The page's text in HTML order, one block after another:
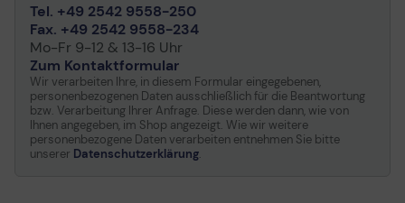
Tel. +49 2542 9558-250
Fax. +49 2542 9558-234
Mo-Fr 9-12 & 13-16 Uhr
Zum Kontaktformular
Wir verarbeiten Ihre, in diesem Formular eingegebenen,
personenbezogenen Daten ausschließlich für die Beantwortung
bzw. Verarbeitung Ihrer Anfrage. Diese werden dann, wie von
Ihnen angegeben, im Shop angezeigt. Wie wir weitere
personenbezogene Daten verarbeiten entnehmen Sie bitte
unserer Datenschutzerklärung.